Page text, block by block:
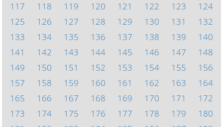
117
118 119 120 121 122 123
124
125
126 127 128 129 130 131
132
133
134 135 136 137 138 139
140
141
142 143 144 145 146 147
148
149
150 151 152 153 154 155
156
157
158 159 160 161 162 163
164
165
166 167 168 169 170 171
172
173
174 175 176 177 178 179
180